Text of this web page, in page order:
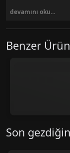
devamını oku...
Benzer
Son